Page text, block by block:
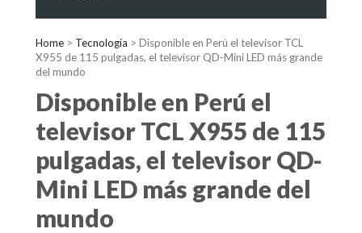
Home > Tecnología > Disponible en Perú el televisor TCL
X955 de 115 pulgadas, el televisor QD-Mini LED más grande
del mundo
Disponible en Perú el
televisor TCL X955 de 115
pulgadas, el televisor QD-
Mini LED más grande del
mundo